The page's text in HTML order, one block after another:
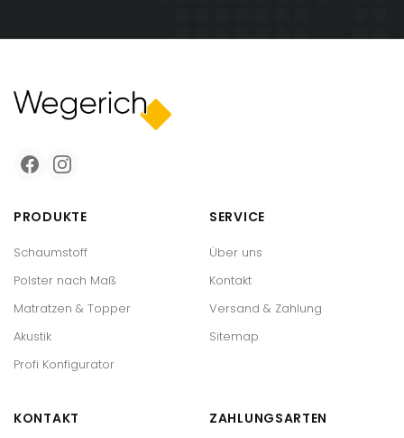
PRODUKTE
Schaumstoff
Polster nach Maß
Matratzen & Topper
Akustik
Profi Konfigurator
SERVICE
Über uns
Kontakt
Versand & Zahlung
Sitemap
KONTAKT ZAHLUNGSARTEN